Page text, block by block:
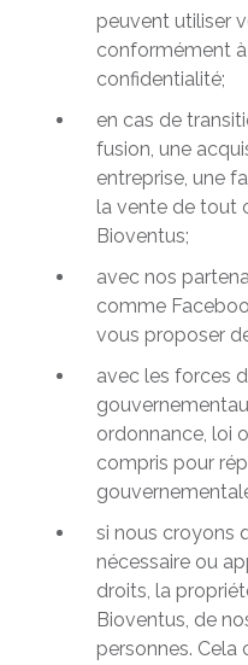
peuvent utiliser
conformément
confidentialité;
en cas de
fusion, une
entreprise, une
la vente de tout
Bioventus;
avec nos
comme
vous proposer
avec les forces
ordonnance, loi
compris pour
si nous croyons
nécessaire ou
droits, la
Bioventus, de
personnes. Cela